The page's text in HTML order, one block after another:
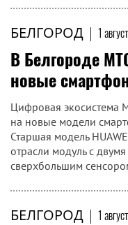
БЕЛГОРОД | 1
В Белгороде
новые
Цифровая экосистема
на новые модели
Старшая модель
отрасли модуль с
сверхбольшим
БЕЛГОРОД | 1